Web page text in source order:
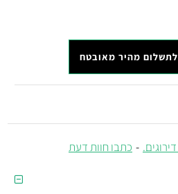
- כתבו חוות דעת
לתשלום מהיר מאובטח